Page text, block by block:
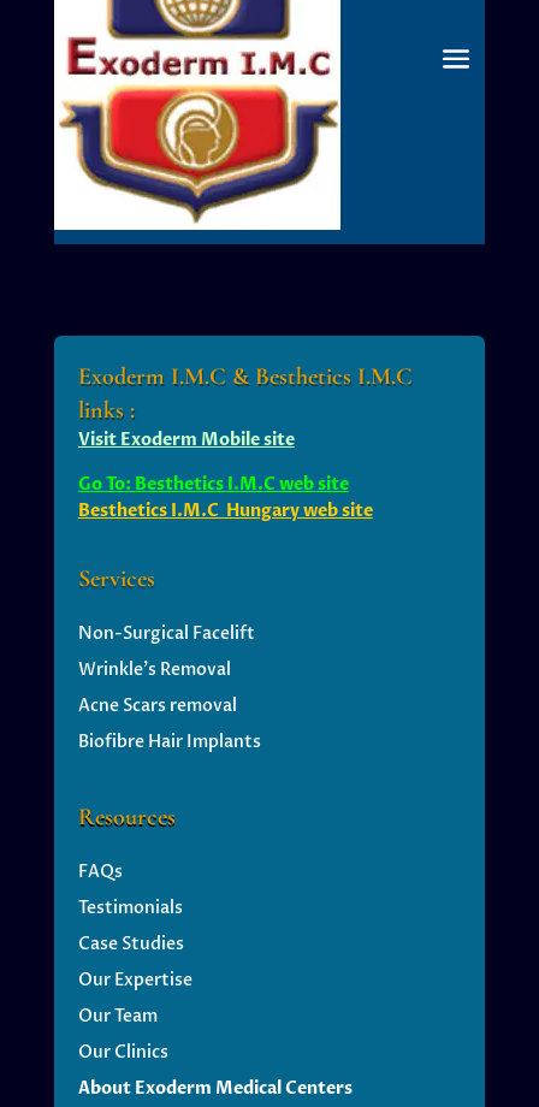
Exoderm I.M.C & Besthetics I.M.C
links :
Visit Exoderm Mobile site
Go To: Besthetics I.M.C web site
Besthetics I.M.C Hungary web site
Services
Non-Surgical Facelift
Wrinkle’sRemoval
Acne Scars removal
Biofibre Hair Implants
Resources
FAQs
Testimonials
Case Studies
Our Expertise
Our Team
Our Clinics
About Exoderm Medical Centers